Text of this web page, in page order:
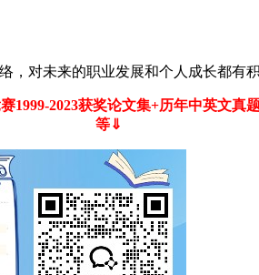
对未来的职业发展和个人成长都有积
1999-2023获奖论文集+历年中英文真
等⇓